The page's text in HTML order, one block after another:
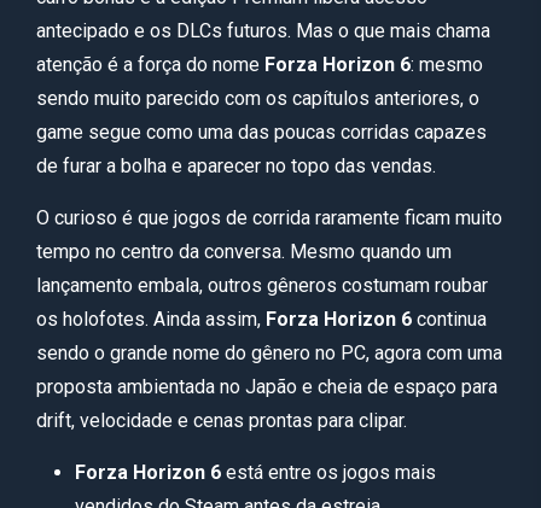
antecipado e os DLCs futuros. Mas o que mais chama
atenção é a força do nome Forza Horizon 6: mesmo
sendo muito parecido com os capítulos anteriores, o
game segue como uma das poucas corridas capazes
de furar a bolha e aparecer no topo das vendas.
O curioso é que jogos de corrida raramente ficam muito
tempo no centro da conversa. Mesmo quando um
lançamento embala, outros gêneros costumam roubar
os holofotes. Ainda assim, Forza Horizon 6 continua
sendo o grande nome do gênero no PC, agora com uma
proposta ambientada no Japão e cheia de espaço para
drift, velocidade e cenas prontas para clipar.
Forza Horizon 6 está entre os jogos mais